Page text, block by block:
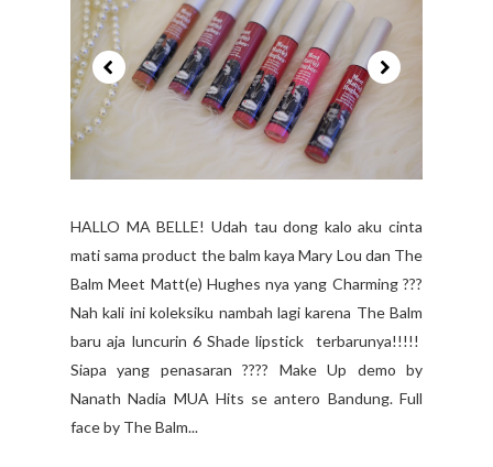
HALLO MA BELLE! Udah tau dong kalo aku cinta
mati sama product the balm kaya Mary Lou dan The
Balm Meet Matt(e) Hughes nya yang Charming ???
Nah kali ini koleksiku nambah lagi karena The Balm
baru aja luncurin 6 Shade lipstick terbarunya!!!!!
Siapa yang penasaran ???? Make Up demo by
Nanath Nadia MUA Hits se antero Bandung. Full
face by The Balm...